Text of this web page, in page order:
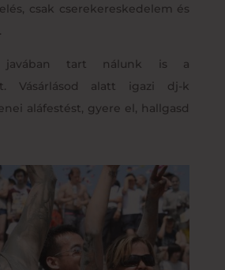
csak cserekereskedelem és
javában tart nálunk is a
Vásárlásod alatt igazi dj-k
aláfestést, gyere el, hallgasd